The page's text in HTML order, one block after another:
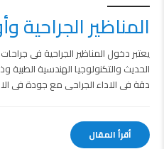
المناظير الجراحية
يعتبر دخول المناظير الجراحية فى
الحديث والتكنولوجيا الهندسية
دقة فى الاداء الجراحى مع جودة فى
أقرأ المقال